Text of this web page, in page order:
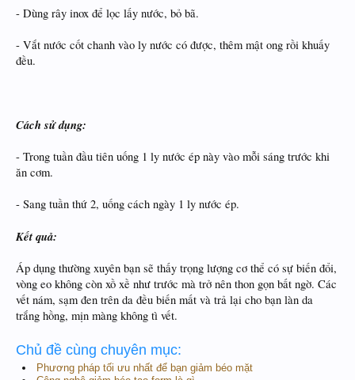
- Dùng rây inox để lọc lấy nước, bỏ bã.
- Vắt nước cốt chanh vào ly nước có được, thêm mật ong rồi khuấy
đều.
Cách sử dụng:
- Trong tuần đầu tiên uống 1 ly nước ép này vào mỗi sáng trước khi
ăn cơm.
- Sang tuần thứ 2, uống cách ngày 1 ly nước ép.
Kết quả:
Áp dụng thường xuyên bạn sẽ thấy trọng lượng cơ thể có sự biến đổi,
vòng eo không còn xồ xề như trước mà trở nên thon gọn bất ngờ. Các
vết nám, sạm đen trên da đều biến mất và trả lại cho bạn làn da
trắng hồng, mịn màng không tì vết.
Chủ đề cùng chuyên mục:
Phương pháp tối ưu nhất để bạn giảm béo mặt